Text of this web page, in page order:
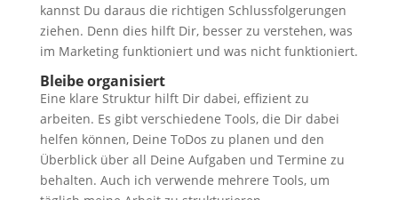
kannst Du daraus die richtigen Schlussfolgerungen
ziehen. Denn dies hilft Dir, besser zu verstehen, was
im Marketing funktioniert und was nicht funktioniert.
Bleibe organisiert
Eine klare Struktur hilft Dir dabei, effizient zu
arbeiten. Es gibt verschiedene Tools, die Dir dabei
helfen können, Deine ToDos zu planen und den
Überblick über all Deine Aufgaben und Termine zu
behalten. Auch ich verwende mehrere Tools, um